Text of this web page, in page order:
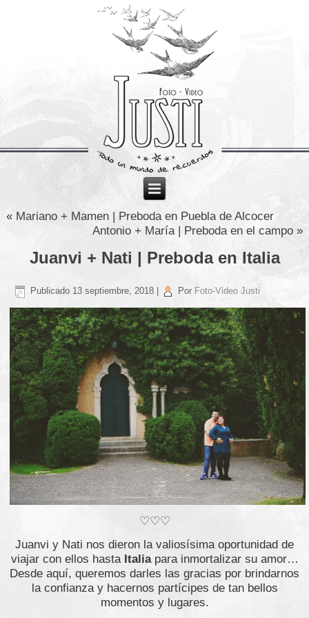
« Mariano + Mamen | Preboda en Puebla de Alcocer
Antonio + María | Preboda en el campo»
Juanvi + Nati | Preboda en Italia
Publicado 13 septiembre, 2018 Por Foto-Video Justi
♡♡♡
Juanvi y Nati nos dieron la valiosísima oportunidad de
viajar con ellos hasta Italiapara inmortalizar su amor…
Desde aquí, queremos darles las gracias por brindarnos
la confianza y hacernos partícipes de tan bellos
momentos y lugares.